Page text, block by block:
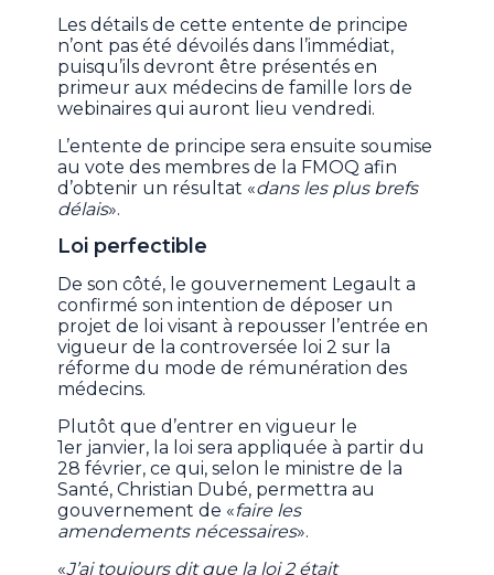
Les détails de cette entente de principe
n’ont pas été dévoilés dans l’immédiat,
puisqu’ils devront être présentés en
primeur aux médecins de famille lors de
webinaires qui auront lieu vendredi.
L’entente de principe sera ensuite soumise
au vote des membres de la FMOQ afin
d’obtenir un résultat «dans les plus brefs
délais».
Loi perfectible
De son côté, le gouvernement Legault a
confirmé son intention de déposer un
projet de loi visant à repousser l’entrée en
vigueur de la controversée loi 2 sur la
réforme du mode de rémunération des
médecins.
Plutôt que d’entrer en vigueur le
1er janvier, la loi sera appliquée à partir du
28 février, ce qui, selon le ministre de la
Santé, Christian Dubé, permettra au
gouvernement de «faire les
amendements nécessaires».
«J’ai toujours dit que la loi 2 était